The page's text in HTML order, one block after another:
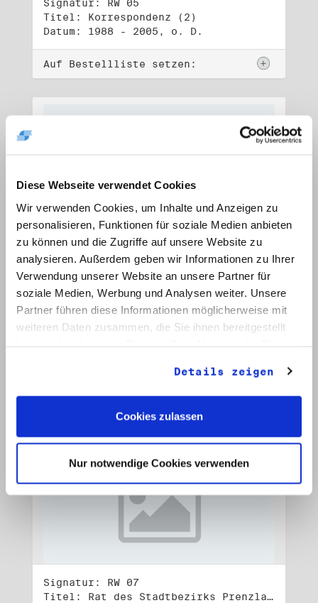
Diese Webseite verwendet Cookies
Wir verwenden Cookies, um Inhalte und Anzeigen zu
personalisieren, Funktionen für soziale Medien anbieten
zu können und die Zugriffe auf unsere Website zu
analysieren. Außerdem geben wir Informationen zu Ihrer
Verwendung unserer Website an unsere Partner für
soziale Medien, Werbung und Analysen weiter. Unsere
Partner führen diese Informationen möglicherweise mit
weiteren Daten zusammen, die Sie ihnen bereitgestellt
Details zeigen
Cookies zulassen
Nur notwendige Cookies verwenden
Signatur: RW 05
Titel: Korrespondenz (2)
Datum: 1988 - 2005, o. D.
Auf Bestellliste setzen:
Signatur: RW 06
Titel: Lebensdokumente
Datum: 1972 - 2001
Signatur: RW 07
Titel: Rat des Stadtbezirks Prenzlauer Berg in Berlin